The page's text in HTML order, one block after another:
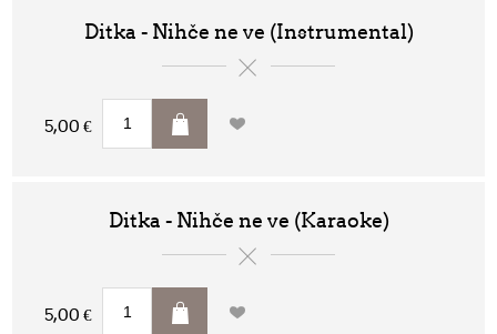
Ditka - Nihče ne ve (Instrumental)
5,00 €
Ditka - Nihče ne ve (Karaoke)
5,00 €